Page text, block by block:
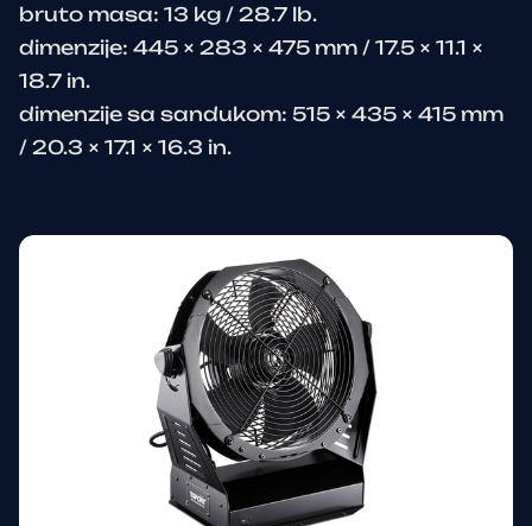
bruto masa: 13 kg / 28.7 lb.
dimenzije: 445 × 283 × 475 mm / 17.5 × 11.1 ×
18.7 in.
dimenzije sa sandukom: 515 × 435 × 415 mm
/ 20.3 × 17.1 × 16.3 in.